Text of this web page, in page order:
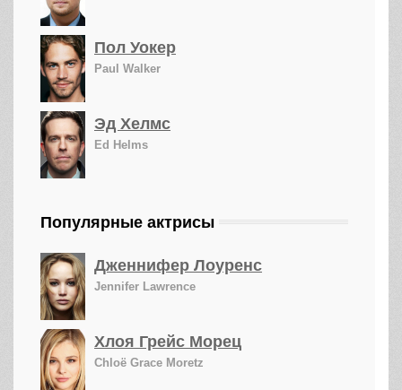
Пол Уокер
Paul Walker
Эд Хелмс
Ed Helms
Популярные актрисы
Дженнифер Лоуренс
Jennifer Lawrence
Хлоя Грейс Морец
Chloë Grace Moretz